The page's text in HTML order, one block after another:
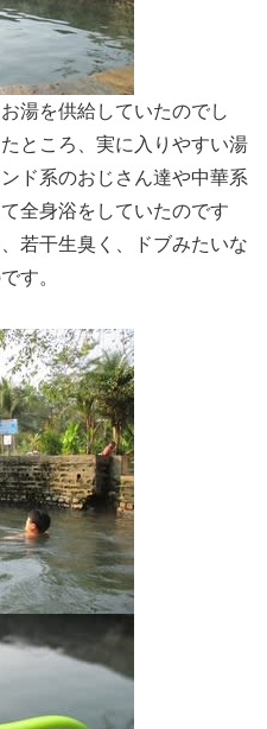
湯を供給していたのでし
ところ、実に入りやすい湯
ド系のおじさん達や中華系
全身浴をしていたのです
若干生臭く、ドブみたいな
す。